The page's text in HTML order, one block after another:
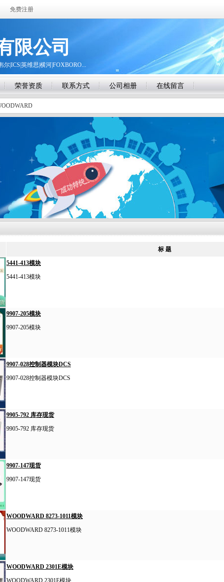
免费注册
限公司
尔|ICS|英维思|横河|FOXBORO...
荣誉资质 联系方式 公司相册 在线留言
标 题
5441-413模块
5441-413模块
9907-205模块
9907-205模块
9907-028控制器模块DCS
9907-028控制器模块DCS
9905-792 库存现货
9905-792 库存现货
9907-147现货
9907-147现货
WOODWARD 8273-1011模块
WOODWARD 8273-1011模块
WOODWARD 2301E模块
WOODWARD 2301E模块